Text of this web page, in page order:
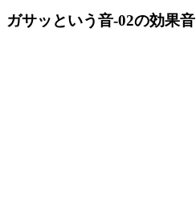
ガサッという音-02の効果音